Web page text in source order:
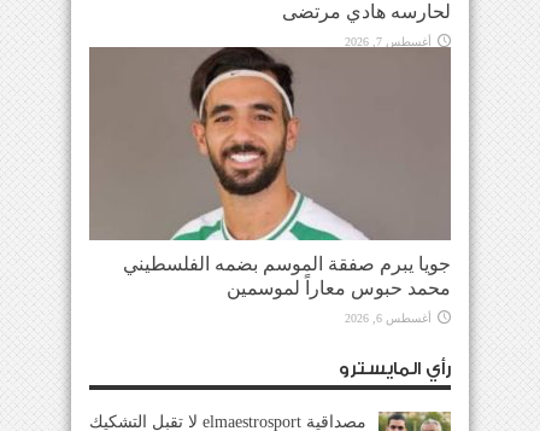
لحارسه هادي مرتضى
أغسطس 7, 2026
جويا يبرم صفقة الموسم بضمه الفلسطيني
محمد حبوس معاراً لموسمين
أغسطس 6, 2026
رأي المايسترو
مصداقية elmaestrosport لا تقبل التشكيك